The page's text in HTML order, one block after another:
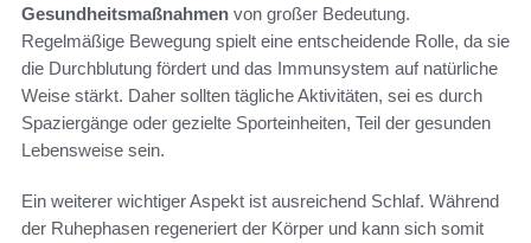
Gesundheitsmaßnahmen von großer Bedeutung.
Regelmäßige Bewegung spielt eine entscheidende Rolle, da sie
die Durchblutung fördert und das Immunsystem auf natürliche
Weise stärkt. Daher sollten tägliche Aktivitäten, sei es durch
Spaziergänge oder gezielte Sporteinheiten, Teil der gesunden
Lebensweise sein.
Ein weiterer wichtiger Aspekt ist ausreichend Schlaf. Während
der Ruhephasen regeneriert der Körper und kann sich somit